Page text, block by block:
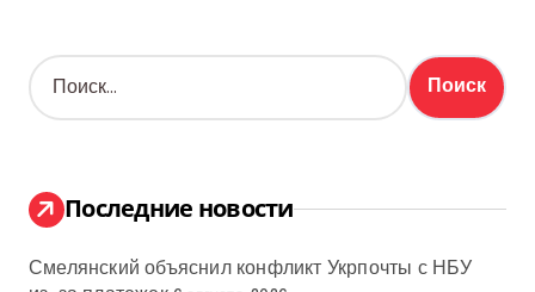
Н
а
:
Последние новости
Смелянский объяснил конфликт Укрпочты с НБУ